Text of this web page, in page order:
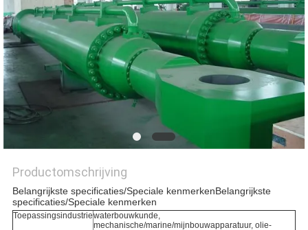
SITEMAP
PRIVACYBELEID
Productomschrijving
Belangrijkste specificaties/Speciale kenmerkenBelangrijkste
specificaties/Speciale kenmerken
Toepassingsindustriewaterbouwkunde,
mechanische/marine/mijnbouwapparatuur, olie-